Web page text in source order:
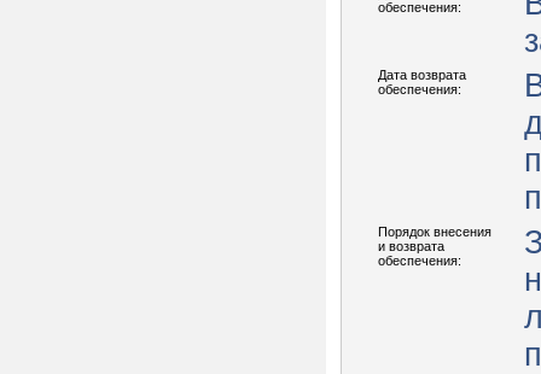
обеспечения:
Дата возврата
обеспечения:
Порядок внесения
и возврата
обеспечения: